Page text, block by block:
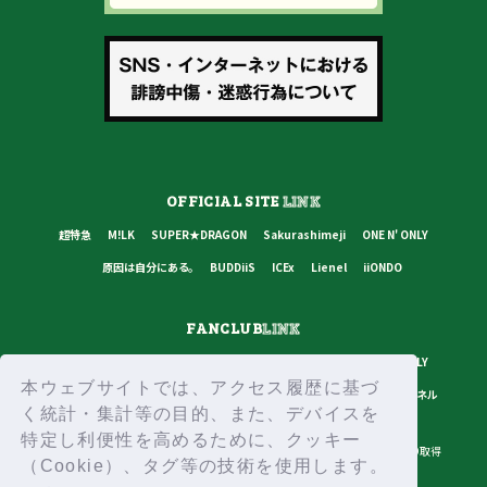
本ウェブサイトでは、アクセス履歴に基づ
く統計・集計等の目的、また、デバイスを
特定し利便性を高めるために、クッキー
（Cookie）、タグ等の技術を使用します。
OFFICIAL SITELINK
超特急 M!LK SUPER★DRAGON Sakurashimeji
ONE N' ONLY
原因は自分にある。
BUDDiiS ICEx Lienel iiONDO
FANCLUBLINK
ONE N' ONLY
原因は自分にある。
BUDDiiS ICEx Lienel スターダストチャンネル
プライバシーポリシー ご利用規約 推奨環境 ヘルプ・お問い合わせ
ID取得